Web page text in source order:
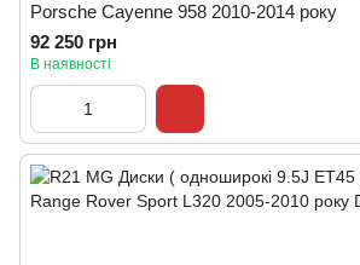
Porsche Cayenne 958 2010-2014 року
92 250 грн
В наявності